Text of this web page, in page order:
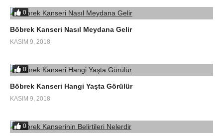
0
Böbrek Kanseri Nasıl Meydana Gelir
KASIM 9, 2018
0
Böbrek Kanseri Hangi Yaşta Görülür
KASIM 9, 2018
0